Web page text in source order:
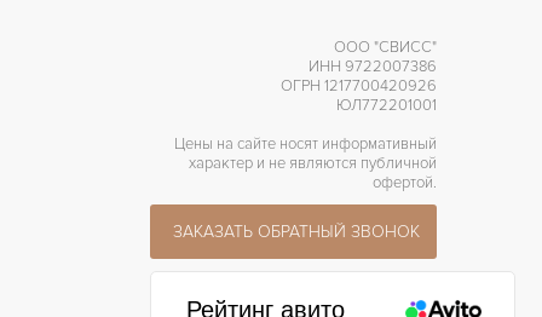
ООО "СВИСС"
ИНН 9722007386
ОГРН 1217700420926
ЮЛ772201001
Цены на сайте носят информативный
характер и не являются публичной
офертой.
ЗАКАЗАТЬ ОБРАТНЫЙ ЗВОНОК
Рейтинг авито